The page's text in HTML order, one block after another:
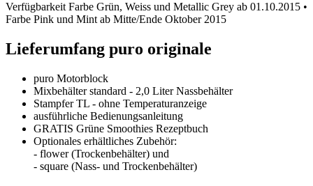
Verfügbarkeit Farbe Grün, Weiss und Metallic Grey ab 01.10.2015 •
Farbe Pink und Mint ab Mitte/Ende Oktober 2015
Lieferumfang puro originale
puro Motorblock
Mixbehälter standard - 2,0 Liter Nassbehälter
Stampfer TL - ohne Temperaturanzeige
ausführliche Bedienungsanleitung
GRATIS Grüne Smoothies Rezeptbuch
Optionales erhältliches Zubehör:
- flower (Trockenbehälter) und
- square (Nass- und Trockenbehälter)